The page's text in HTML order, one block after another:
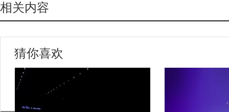
相关内容
猜你喜欢